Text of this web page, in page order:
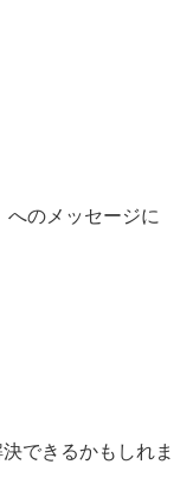
へのメッセージに
できるかもしれま